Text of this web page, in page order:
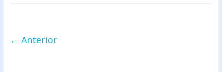
← Anterior